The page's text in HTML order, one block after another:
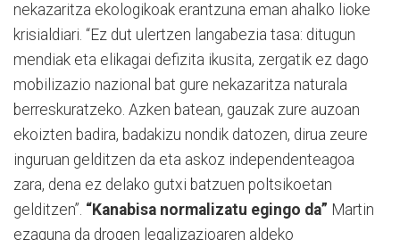
nekazaritza ekologikoak erantzuna eman ahalko lioke
krisialdiari. “Ez dut ulertzen langabezia tasa: ditugun
mendiak eta elikagai defizita ikusita, zergatik ez dago
mobilizazio nazional bat gure nekazaritza naturala
berreskuratzeko. Azken batean, gauzak zure auzoan
ekoizten badira, badakizu nondik datozen, dirua zeure
inguruan gelditzen da eta askoz independenteagoa
zara, dena ez delako gutxi batzuen poltsikoetan
gelditzen”. “Kanabisa normalizatu egingo da” Martin
ezaguna da drogen legalizazioaren aldeko